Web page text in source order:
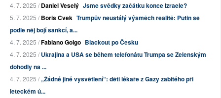
4. 7. 2025 /Daniel Veselý Jsme svědky začátku konce Izraele?
5. 7. 2025 /Boris Cvek Trumpův neustálý výsměch realitě: Putin se
podle něj bojí sankcí, a...
4. 7. 2025 /Fabiano Golgo Blackout po Česku
4. 7. 2025 /Ukrajina a USA se během telefonátu Trumpa se Zelenským
dohodly na ...
4. 7. 2025 /„Žádné jiné vysvětlení“: děti lékaře z Gazy zabitého při
leteckém ú...